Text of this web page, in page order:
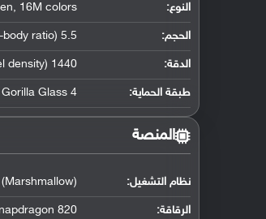
النوع: 16M colors
الحجم: 5.5 inches (~76.1% screen-to-body ratio)
الدقة: 1440 x 2560 pixels (~534 ppi pixel density)
طبقة الحماية: Glass 4
المنصة
نظام التشغيل:
الرقاقة:
820